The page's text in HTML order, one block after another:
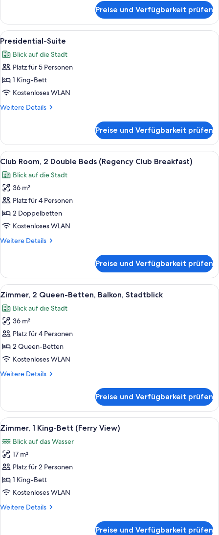
1 King-
Bett,
barrierefrei,
Preise und Verfügbarkeit prüfen
Alle
Fotos
für
Presidential-
Suite
anzeigen
Ein modernes Wohnzimmer mit
11
Presidential-Suite
Blick auf die Stadt
Platz für 5 Personen
1 King-Bett
Kostenloses WLAN
Weitere Details
Weitere
Suite
Preise und Verfügbarkeit prüfen
Alle
Fotos
für
Club
Room,
2
Double
(Regency
anzeigen
Ein Hotelzimmer mit zwei Betten,
5
Club Room, 2 Double Beds (Regency Club Breakfast)
Blick auf die Stadt
36 m²
Platz für 4 Personen
2 Doppelbetten
Kostenloses WLAN
Weitere Details
Weitere
Room,
Double
(Regency
Club
Breakfast)
Preise und Verfügbarkeit prüfen
Alle
Fotos
für
Zimmer,
2 Queen-
Betten,
Balkon,
anzeigen
Eine Stadtansicht mit modernen
22
Zimmer, 2 Queen-Betten, Balkon, Stadtblick
Blick auf die Stadt
36 m²
Platz für 4 Personen
2 Queen-Betten
Kostenloses WLAN
Weitere Details
Weitere
2 Queen-
Betten,
Balkon,
Preise und Verfügbarkeit prüfen
Alle
Fotos
für
Zimmer,
1 King-
Bett
(Ferry
anzeigen
Ein Hotelzimmer mit einem großen
10
Zimmer, 1 King-Bett (Ferry View)
Blick auf das Wasser
17 m²
Platz für 2 Personen
1 King-Bett
Kostenloses WLAN
Weitere Details
Weitere
Preise und Verfügbarkeit prüfen